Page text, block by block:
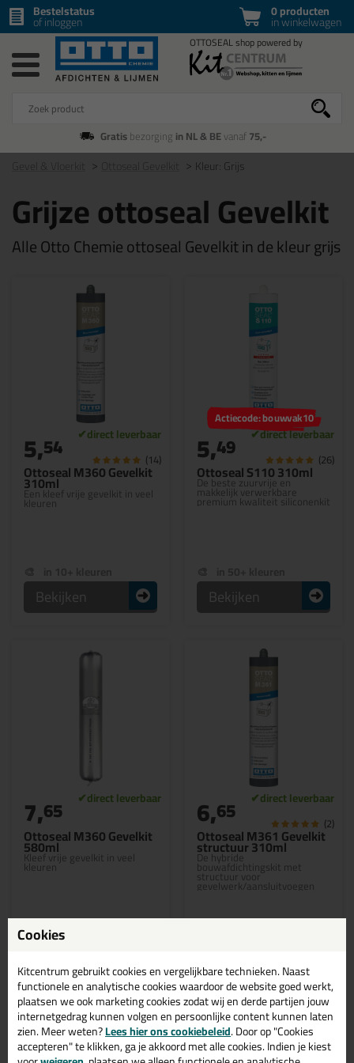
0 producten
in winkelwagen
Bestelstatus
of inloggen
Gratisbezorging in NL & BEvanaf75,-
Kleur: Grijs
Grijze ottoseal Gevelkit
Alle Otto Chemie ottoseal Gevelkit in de kleur grijs
Ottoseal M360 Gevelkit
310ml
Een kleef vrije gevelkit in veel
kleuren
5,54 (14)
Bekijken
Ottoseal S110 310ml
De beste zuurvrije en
makkelijk verwerkbare
premium kwaliteit siliconenkit
Actiecode: bouwvak10
5,49 (26)
Bekijken
Ottoseal M360 Gevelkit
580ml
Kleef vrije gevelkit in veel
kleuren
7,65
Bekijken
Ottoseal M361 Gevelkit
structuur 310ml
De hybride
bouwafdichtingskit met
structuur voor
gevelwerk/aansluitvoegen
6,65 (2)
Bekijken
Otto Chemie grijze ottoseal
gevelkit online bestellen? Koop
Cookies
Kitcentrum gebruikt cookies en vergelijkbare technieken. Naast
functionele en analytische cookies waardoor de website goed werkt,
plaatsen we ook marketing cookies zodat wij en derde partijen jouw
internetgedrag kunnen volgen en persoonlijke content kunnen laten
zien. Meer weten?Lees hier ons cookiebeleid. Door op "Cookies
accepteren" te klikken, ga je akkoord met alle cookies. Indien je kiest